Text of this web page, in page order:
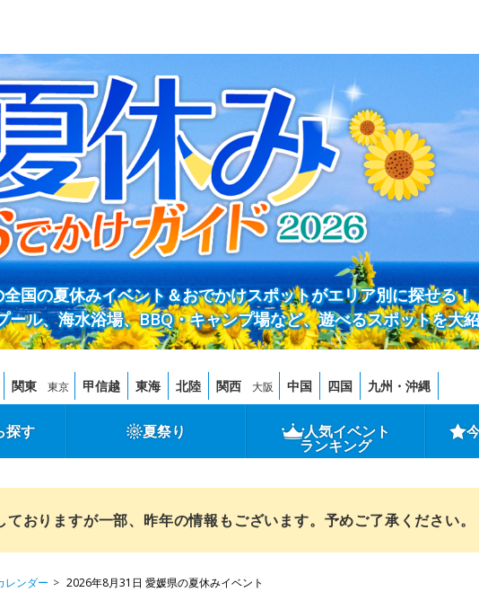
国の夏休みイベント＆おでかけスポットがエリア別に探せる！
ール、海水浴場、BBQ・キャンプ場など、遊べるスポットを大
関東 東京 甲信越 東海 北陸 関西 大阪 中国 四国 九州・沖縄
探す 夏祭り 人気イベント
ランキング
おりますが一部、昨年の情報もございます。予めご了承ください。
レンダー 2026年8月31日 愛媛県の夏休みイベント